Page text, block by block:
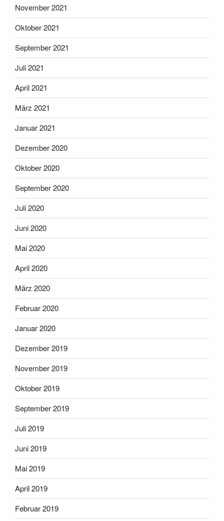
November 2021
Oktober 2021
September 2021
Juli 2021
April 2021
März 2021
Januar 2021
Dezember 2020
Oktober 2020
September 2020
Juli 2020
Juni 2020
Mai 2020
April 2020
März 2020
Februar 2020
Januar 2020
Dezember 2019
November 2019
Oktober 2019
September 2019
Juli 2019
Juni 2019
Mai 2019
April 2019
Februar 2019